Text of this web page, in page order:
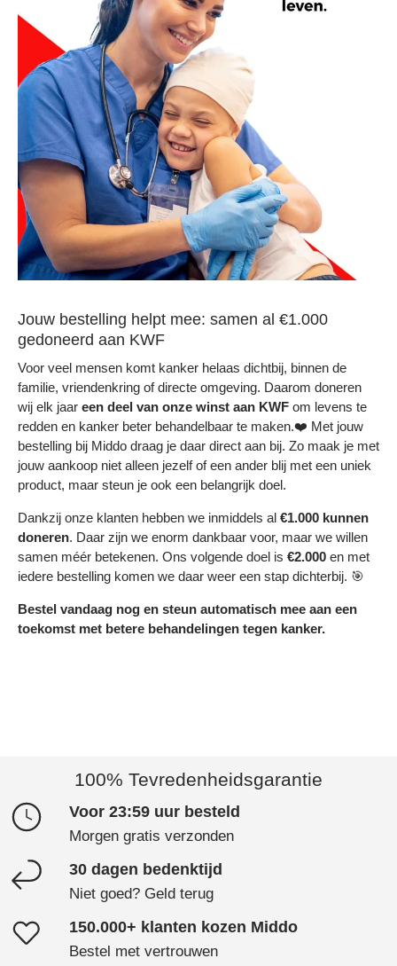
Jouw bestelling helpt mee: samen al €1.000
gedoneerd aan KWF
Voor veel mensen komt kanker helaas dichtbij, binnen de
familie, vriendenkring of directe omgeving. Daarom doneren
wij elk jaar een deel van onze winst aan KWF om levens te
redden en kanker beter behandelbaar te maken.❤️ Met jouw
bestelling bij Middo draag je daar direct aan bij. Zo maak je met
jouw aankoop niet alleen jezelf of een ander blij met een uniek
product, maar steun je ook een belangrijk doel.
Dankzij onze klanten hebben we inmiddels al €1.000 kunnen
doneren. Daar zijn we enorm dankbaar voor, maar we willen
samen méér betekenen. Ons volgende doel is €2.000 en met
iedere bestelling komen we daar weer een stap dichterbij. 🎯
Bestel vandaag nog en steun automatisch mee aan een
toekomst met betere behandelingen tegen kanker.
100% Tevredenheidsgarantie
Voor 23:59 uur besteld
Morgen gratis verzonden
30 dagen bedenktijd
Niet goed? Geld terug
150.000+ klanten kozen Middo
Bestel met vertrouwen